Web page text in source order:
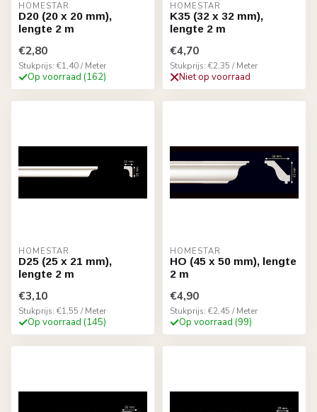
HOMESTAR
D20 (20 x 20 mm),
lengte 2 m
€2,80
Stukprijs: €1,40 / Meter
Op voorraad (162)
HOMESTAR
K35 (32 x 32 mm),
lengte 2 m
€4,70
Stukprijs: €2,35 / Meter
Niet op voorraad
HOMESTAR
D25 (25 x 21 mm),
lengte 2 m
€3,10
Stukprijs: €1,55 / Meter
Op voorraad (145)
HOMESTAR
HO (45 x 50 mm), lengte
2 m
€4,90
Stukprijs: €2,45 / Meter
Op voorraad (99)